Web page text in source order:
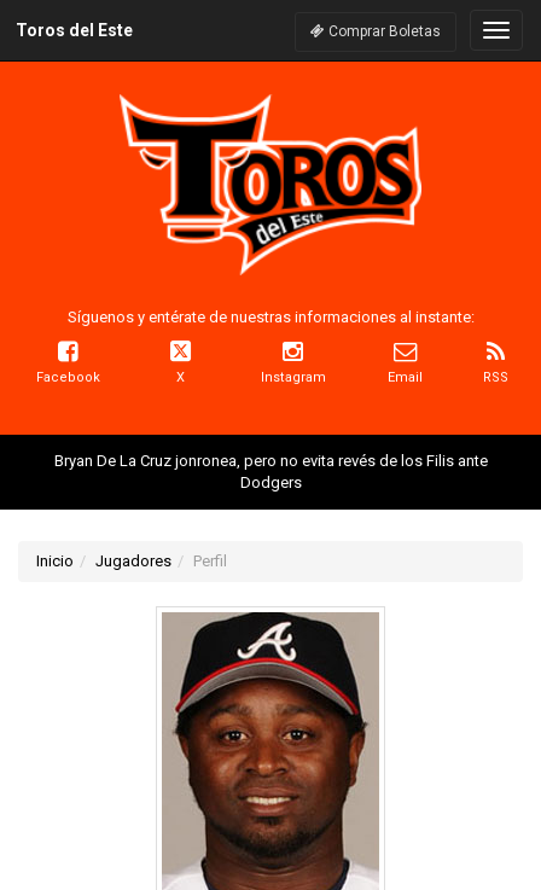
Toros del Este Comprar Boletas
Síguenos y entérate de nuestras informaciones al instante:
Facebook X Instagram Email RSS
Bryan De La Cruz jonronea, pero no evita revés de los Filis ante
Dodgers
Inicio Jugadores Perfil